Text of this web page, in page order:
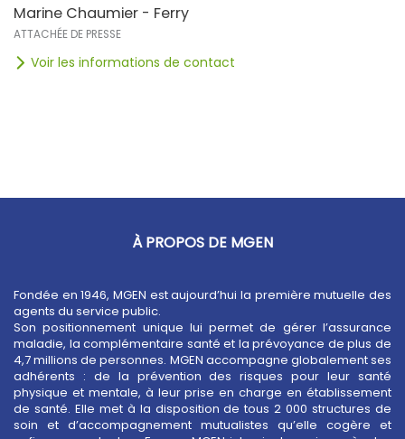
Marine Chaumier - Ferry
ATTACHÉE DE PRESSE
Voir les informations de contact
À PROPOS DE MGEN
Fondée en 1946, MGEN est aujourd’hui la première mutuelle des
agents du service public.
Son positionnement unique lui permet de gérer l’assurance
maladie, la complémentaire santé et la prévoyance de plus de
4,7 millions de personnes. MGEN accompagne globalement ses
adhérents : de la prévention des risques pour leur santé
physique et mentale, à leur prise en charge en établissement
de santé. Elle met à la disposition de tous 2 000 structures de
soin et d’accompagnement mutualistes qu’elle cogère et